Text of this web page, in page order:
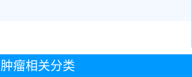
肿瘤相关分类